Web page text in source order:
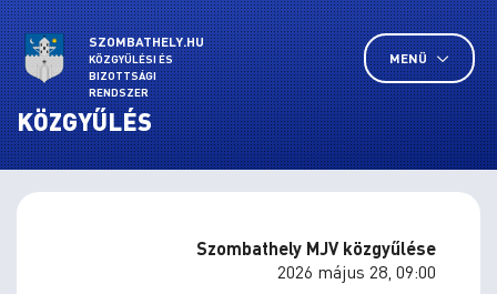
SZOMBATHELY.HU
KÖZGYŰLÉSI ÉS
BIZOTTSÁGI
RENDSZER
MENÜ
KÖZGYŰLÉS
Szombathely MJV közgyűlése
2026 május 28, 09:00